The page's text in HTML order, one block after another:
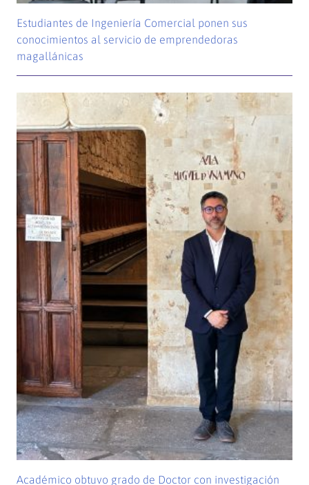
Estudiantes de Ingeniería Comercial ponen sus
conocimientos al servicio de emprendedoras
magallánicas
Académico obtuvo grado de Doctor con investigación